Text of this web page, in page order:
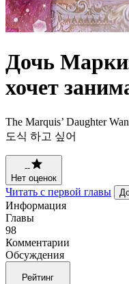
Дочь
хочет
The Marquis’ Daughter
도식 하고 싶어
--
Нет оценок
Читать с первой главы
Информация
Главы
98
Комментарии
Обсуждения
Рейтинг